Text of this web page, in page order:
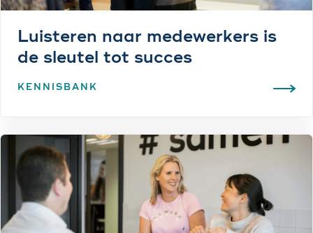
Luisteren naar medewerkers is
de sleutel tot succes
KENNISBANK